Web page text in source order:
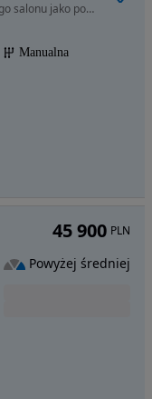
1685 cm3 • 115 KM • Kupiony z autoryzowanego salonu jako pojazd demonstracyjny
Manualna
45 900 PLN
Powyżej średniej